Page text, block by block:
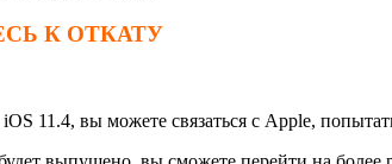
К ОТКАТУ
11.4, вы можете связаться с Apple,